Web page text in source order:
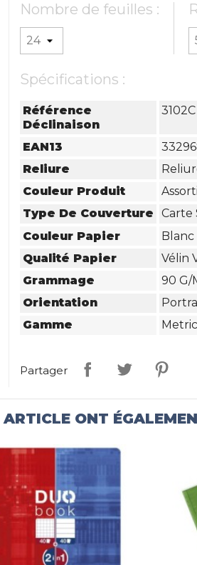
Nombre de feuilles :
Spécifications :
Référence
Déclinaison
3102C
EAN13
Reliure
Couleur Produit
Type De Couverture
Carte
Couleur Papier
Blanc
Qualité Papier
Vélin
Grammage
90 G/
Orientation
Gamme
Metric
Partager
ONT